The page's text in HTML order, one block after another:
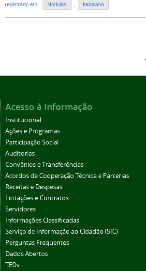
registrado em: Notícias Itabaiana
Acesso à Informação
Institucional
Ações e Programas
Participação Social
Auditorias
Convênios e Transferências
Acordos de Cooperação Técnica e Parcerias
Receitas e Despesas
Licitações e Contratos
Servidores
Informações Classificadas
Serviço de Informação ao Cidadão (SIC)
Perguntas Frequentes
Dados Abertos
TEDs